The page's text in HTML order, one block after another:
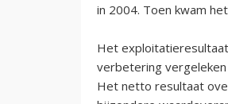
in 2004. Toen kwam
Het
verbetering
Het netto resultaat